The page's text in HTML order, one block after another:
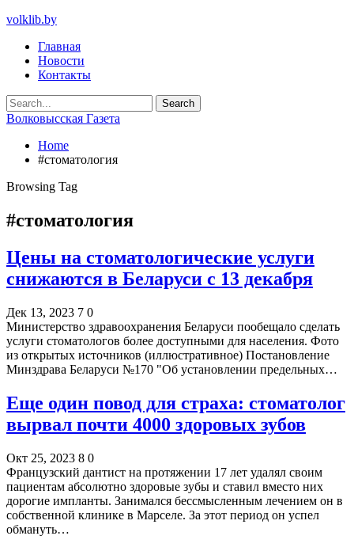
volklib.by
Главная
Новости
Контакты
Волковысская Газета
Home
#стоматология
Browsing Tag
#стоматология
Цены на стоматологические услуги
снижаются в Беларуси с 13 декабря
Дек 13, 2023 7 0
Министерство здравоохранения Беларуси пообещало сделать
услуги стоматологов более доступными для населения. Фото
из открытых источников (иллюстративное) Постановление
Минздрава Беларуси №170 "Об установлении предельных…
Еще один повод для страха: стоматолог
вырвал почти 4000 здоровых зубов
Окт 25, 2023 8 0
Французский дантист на протяжении 17 лет удалял своим
пациентам абсолютно здоровые зубы и ставил вместо них
дорогие импланты. Занимался бессмысленным лечением он в
собственной клинике в Марселе. За этот период он успел
обмануть…